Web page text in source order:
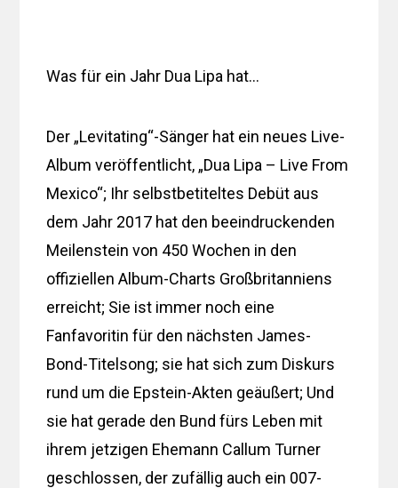
Was für ein Jahr Dua Lipa hat…
Der „Levitating“-Sänger hat ein neues Live-
Album veröffentlicht, „Dua Lipa – Live From
Mexico“; Ihr selbstbetiteltes Debüt aus
dem Jahr 2017 hat den beeindruckenden
Meilenstein von 450 Wochen in den
offiziellen Album-Charts Großbritanniens
erreicht; Sie ist immer noch eine
Fanfavoritin für den nächsten James-
Bond-Titelsong; sie hat sich zum Diskurs
rund um die Epstein-Akten geäußert; Und
sie hat gerade den Bund fürs Leben mit
ihrem jetzigen Ehemann Callum Turner
geschlossen, der zufällig auch ein 007-